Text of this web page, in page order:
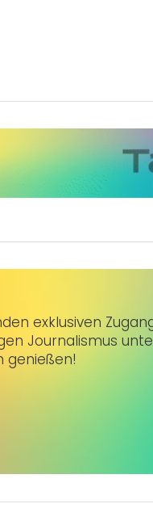
exklusiven
Journalismus
genießen!